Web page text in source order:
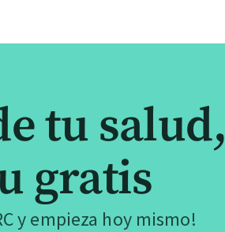
tu salud,
gratis
y empieza hoy mismo!